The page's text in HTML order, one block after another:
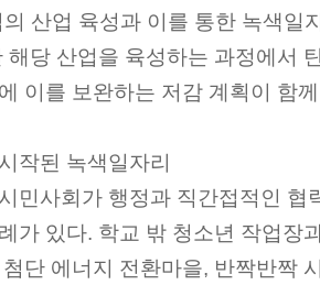
산업 육성과 이를 통한 녹색일
해당 산업을 육성하는 과정에서
이를 보완하는 저감 계획이 함
작된 녹색일자리
민사회가 행정과 직간접적인 협
가 있다. 학교 밖 청소년 작업장
단 에너지 전환마을, 반짝반짝